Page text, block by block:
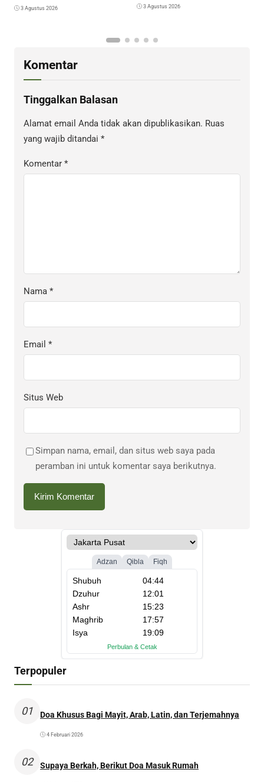
3 Agustus 2026 3 Agustus 2026
Komentar
Tinggalkan Balasan
Alamat email Anda tidak akan dipublikasikan. Ruas
yang wajib ditandai *
Komentar *
Nama *
Email *
Situs Web
Simpan nama, email, dan situs web saya pada
peramban ini untuk komentar saya berikutnya.
Terpopuler
01 Doa Khusus Bagi Mayit, Arab, Latin, dan Terjemahnya
4 Februari 2026
02 Supaya Berkah, Berikut Doa Masuk Rumah